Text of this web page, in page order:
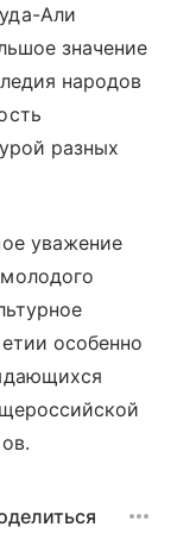
Али
значение
народов
разных
уважение
особенно